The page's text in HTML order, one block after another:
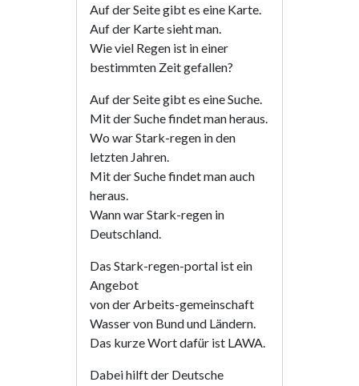
Auf der Seite gibt es eine Karte.
Auf der Karte sieht man.
Wie viel Regen ist in einer
bestimmten Zeit gefallen?
Auf der Seite gibt es eine Suche.
Mit der Suche findet man heraus.
Wo war Stark-regen in den
letzten Jahren.
Mit der Suche findet man auch
heraus.
Wann war Stark-regen in
Deutschland.
Das Stark-regen-portal ist ein
Angebot
von der Arbeits-gemeinschaft
Wasser von Bund und Ländern.
Das kurze Wort dafür ist LAWA.
Dabei hilft der Deutsche